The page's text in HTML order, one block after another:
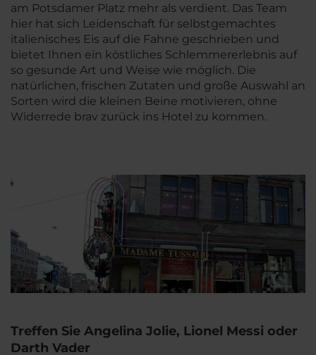
am Potsdamer Platz mehr als verdient. Das Team
hier hat sich Leidenschaft für selbstgemachtes
italienisches Eis auf die Fahne geschrieben und
bietet Ihnen ein köstliches Schlemmererlebnis auf
so gesunde Art und Weise wie möglich. Die
natürlichen, frischen Zutaten und große Auswahl an
Sorten wird die kleinen Beine motivieren, ohne
Widerrede brav zurück ins Hotel zu kommen.
Treffen Sie Angelina Jolie, Lionel Messi oder
Darth Vader